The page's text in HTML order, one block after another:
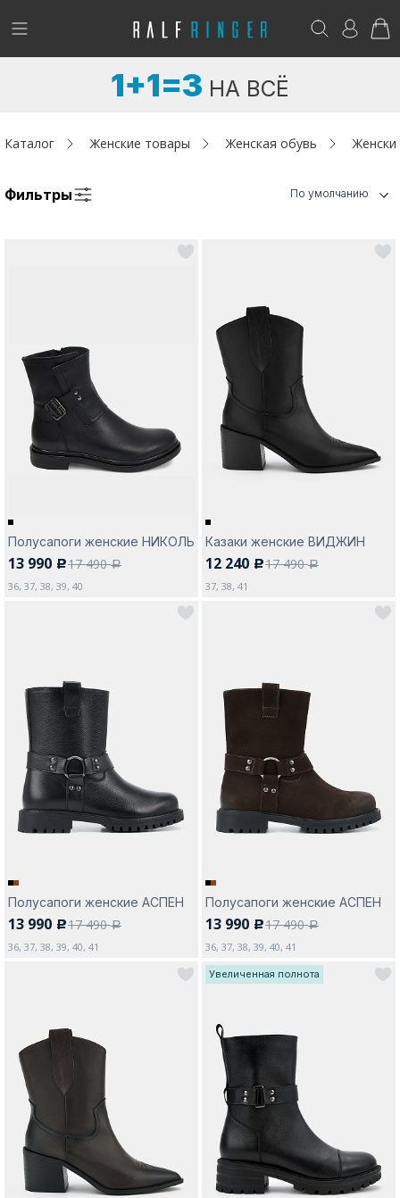
!
Женщинам
Акции / Новости
Адреса магазинов
Да, все верно Изменить город
Возникли вопросы? - club@ralf.ru
1+1=3 НА ВСЁ
Каталог Женские товары Женская обувь
Фильтры По умолчанию
Полусапоги женские НИКОЛЬ
13 990 c17 490a
36, 37, 38, 39, 40
Казаки женские ВИДЖИН
12 240 c17 490a
37, 38, 41
Полусапоги женские АСПЕН
13 990 c17 490a
36, 37, 38, 39, 40, 41
Полусапоги женские АСПЕН
13 990 c17 490a
36, 37, 38, 39, 40, 41
Увеличенная полнота